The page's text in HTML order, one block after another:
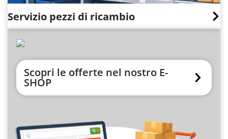
Servizio pezzi di ricambio
Scopri le offerte nel nostro E-
SHOP